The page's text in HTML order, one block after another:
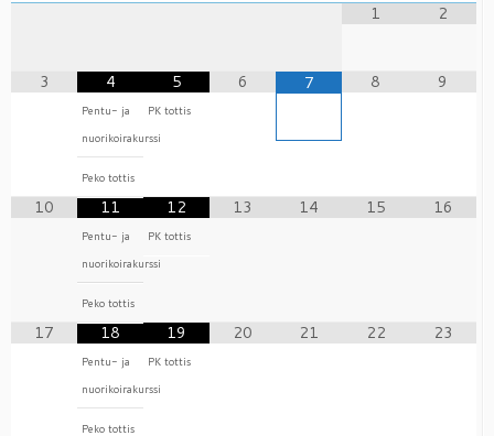
1
2
3 4
Pentu- ja
nuorikoirakurssi
Peko tottis
5
PK tottis
6 7 8 9
10 11
Pentu- ja
nuorikoirakurssi
Peko tottis
12
PK tottis
13 14 15 16
17 18
Pentu- ja
nuorikoirakurssi
Peko tottis
19
PK tottis
20 21 22 23